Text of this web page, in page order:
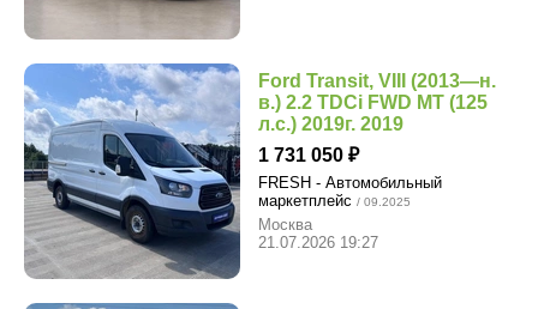
Ford Transit, VIII (2013—н.
в.) 2.2 TDCi FWD MT (125
л.с.) 2019г. 2019
1 731 050
FRESH - Автомобильный
маркетплейс / 09.2025
Москва
21.07.2026 19:27